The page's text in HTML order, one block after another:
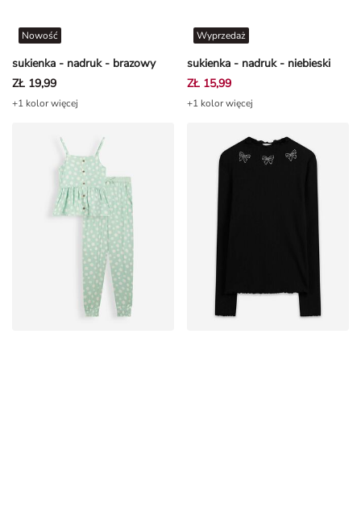
sukienka - nadruk - brazowy
Nowość
ZŁ 19,99
+1 kolor więcej
sukienka - nadruk - niebieski
Wyprzedaż
ZŁ 15,99
+1 kolor więcej